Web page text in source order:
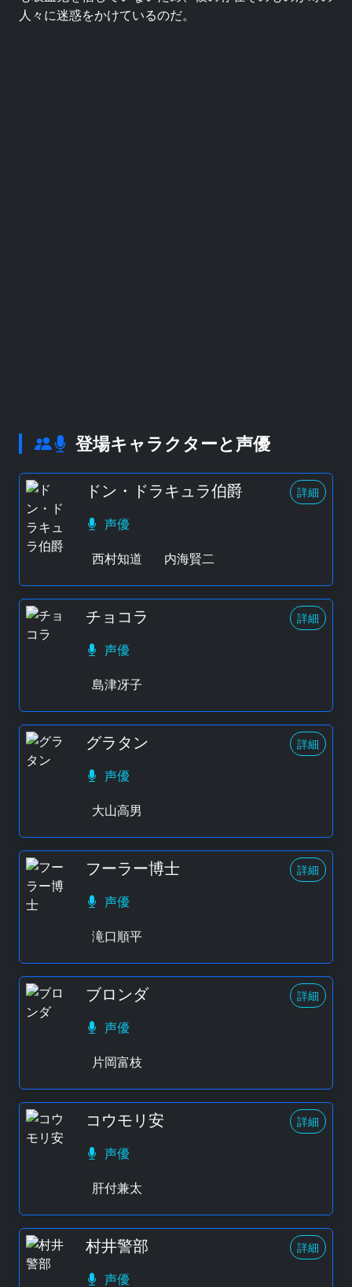
人々に迷惑をかけているのだ。
登場キャラクターと声優
ドン・ドラキュラ伯爵 詳細
声優
西村知道
内海賢二
チョコラ 詳細
声優
島津冴子
グラタン 詳細
声優
大山高男
フーラー博士 詳細
声優
滝口順平
ブロンダ 詳細
声優
片岡富枝
コウモリ安 詳細
声優
肝付兼太
村井警部 詳細
声優